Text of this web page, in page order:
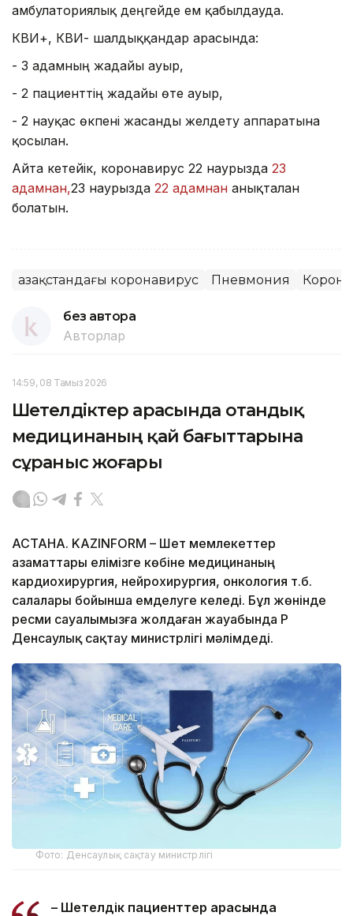
амбулаториялық деңгейде ем қабылдауда.
КВИ+, КВИ- шалдыққандар арасында:
- 3 адамның жағдайы ауыр,
- 2 пациенттің жағдайы өте ауыр,
- 2 науқас өкпені жасанды желдету аппаратына
қосылған.
Айта кетейік, коронавирус 22 наурызда 23
адамнан,23 наурызда 22 адамнан анықталған
болатын.
Қазақстандағы коронавирус Пневмония
без автора
Авторлар
14:59, 08 Тамыз 2026
Шетелдіктер арасында отандық
медицинаның қай бағыттарына
сұраныс жоғары
АСТАНА. KAZINFORM – Шет мемлекеттер
азаматтары елімізге көбіне медицинаның
кардиохирургия, нейрохирургия, онкология т.б.
салалары бойынша емделуге келеді. Бұл жөнінде
ресми сауалымызға жолдаған жауабында ҚР
Денсаулық сақтау министрлігі мәлімдеді.
Фото: Денсаулық сақтау министрлігі
– Шетелдік пациенттер арасында